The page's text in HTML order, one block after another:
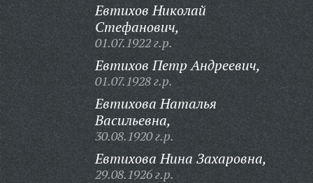
Евтихов Николай
Стефанович,
01.07.1922 г.р.
Евтихов Петр Андреевич,
01.07.1928 г.р.
Евтихова Наталья
Васильевна,
30.08.1920 г.р.
Евтихова Нина Захаровна,
29.08.1926 г.р.